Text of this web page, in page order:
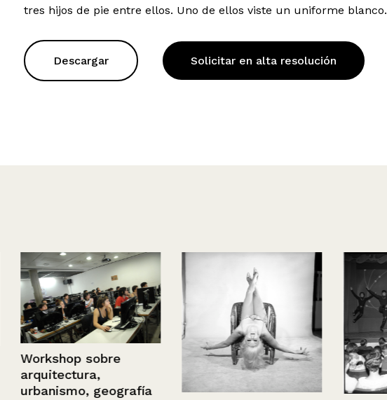
tres hijos de pie entre ellos. Uno de ellos viste un uniforme blanco.
Descargar Solicitar en alta resolución
Workshop sobre
arquitectura,
urbanismo, geografía